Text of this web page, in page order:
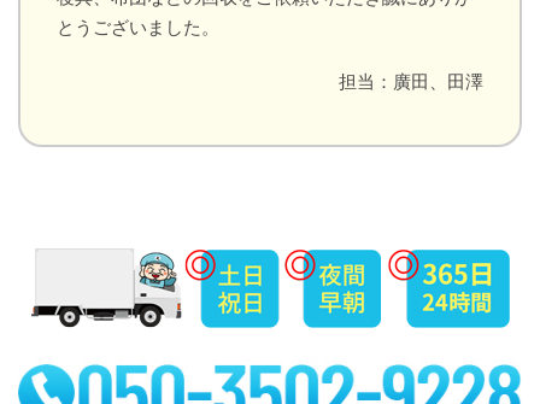
とうございました。
担当：廣田、田澤